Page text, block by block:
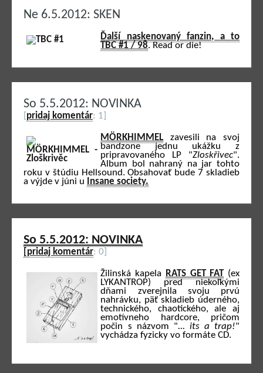
Ne 6.5.2012: SKEN
Ďalší naskenovaný fanzin, a to
TBC #1 / 98. Read or die!
So 5.5.2012: NOVINKA
pridaj komentár: 1]
MÖRKHIMMEL zavesili na svoj
bandzone jednu ukážku z
pripravovaného LP "Zloskřivec".
Album bol nahraný na jar tohto
roku v štúdiu Hellsound. Obsahovať bude 7 skladieb
a výjde v júni u
Insane society.
So 5.5.2012: NOVINKA
pridaj komentár: 0]
Žilinská kapela RATS GET FAT(ex
LYKANTROP) pred niekoľkými
dňami zverejnila svoju prvú
nahrávku, päť skladieb úderného,
technického, chaotického, ale aj
emotívneho hardcore, pričom
počin s názvom "... its a trap!"
vychádza fyzicky vo formáte CD.